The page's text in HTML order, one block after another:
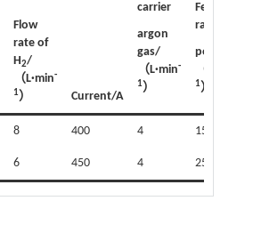
Flow
rate of
H2/
（L·min-
1） Current/A
carrier
argon
gas/
（L·min-
1）
Feed
rate of
powder/
（g·min
1）
8 400 4 15
6 450 4 25